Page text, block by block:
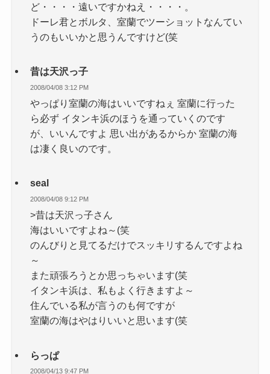
ど・・・・遠いですかねえ・・・・。
ドーレ君とボルタ、室蘭でツーショットなんてい
うのもいいかと思うんですけど(笑
昔は天沢っ子
2008/04/08 3:12 PM
やっぱり室蘭の海はいいですねぇ 室蘭に行った
ら必ず イタンキ浜のほうを通っていくのです
が、いいんですよ 思い出があるからか 室蘭の海
は凄く良いのです。
seal
2008/04/08 9:12 PM
>昔は天沢っ子さん
海はいいですよね～(笑
のんびりと見てるだけでスッキリするんですよね
～
また頑張ろうとか思っちゃいます(笑
イタンキ浜は、私もよく行きますよ～
住んでいる私が言うのも何ですが
室蘭の海はやはりいいと思います(笑
らっぱ
2008/04/13 9:47 PM